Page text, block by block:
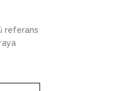
referans